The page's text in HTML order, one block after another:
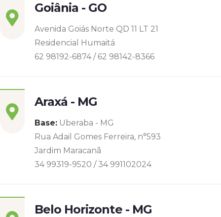
Goiânia - GO
Avenida Goiás Norte QD 11 LT 21
Residencial Humaitá
62 98192-6874 / 62 98142-8366
Araxá - MG
Base: Uberaba - MG
Rua Adail Gomes Ferreira, n°593
Jardim Maracanã
34 99319-9520 / 34 991102024
Belo Horizonte - MG